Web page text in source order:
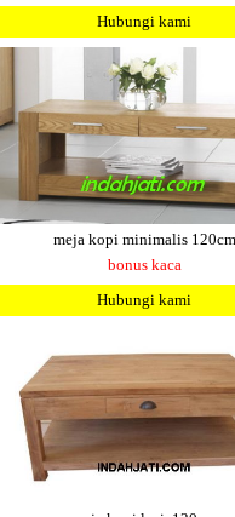
Hubungi kami
meja kopi minimalis 120cm
bonus kaca
Hubungi kami